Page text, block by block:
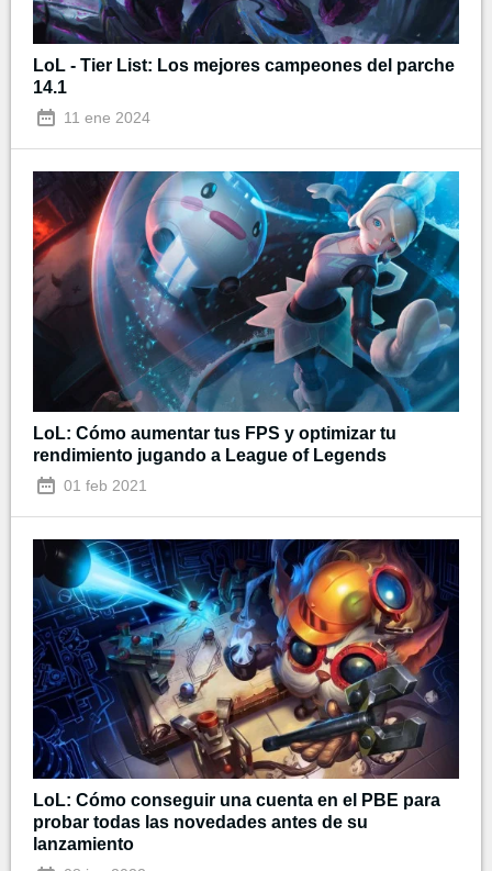
LoL - Tier List: Los mejores campeones del parche
14.1
11 ene 2024
LoL: Cómo aumentar tus FPS y optimizar tu
rendimiento jugando a League of Legends
01 feb 2021
LoL: Cómo conseguir una cuenta en el PBE para
probar todas las novedades antes de su
lanzamiento